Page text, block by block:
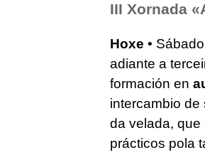
III Xornada
Hoxe •
adiante a
formación en
intercambio de
da velada, que
prácticos pola